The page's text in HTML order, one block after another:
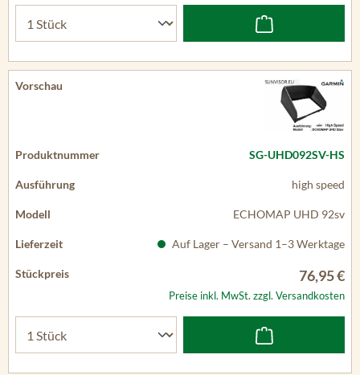
SG-UHD092SV-HS
high speed
ECHOMAP UHD 92sv
Auf Lager – Versand 1–3 Werktage
76,95 €
Preise inkl. MwSt. zzgl. Versandkosten